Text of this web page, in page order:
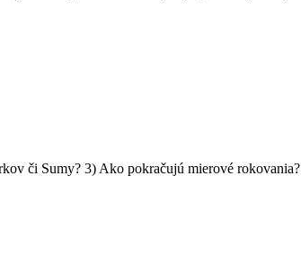
či Sumy? 3) Ako pokračujú mierové rokovania?